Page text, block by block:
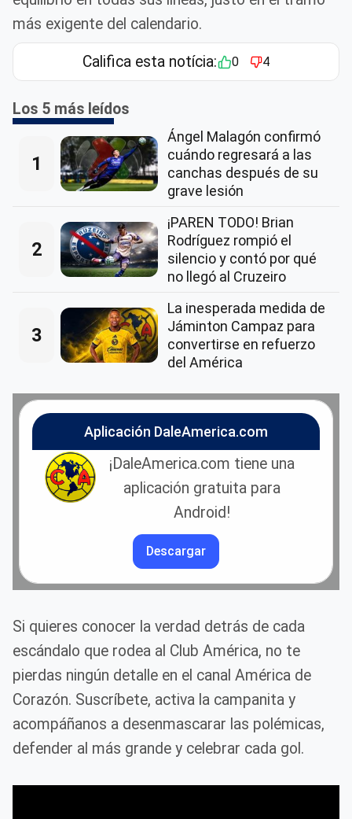
más exigente del calendario.
Califica esta notícia: 0 4
Los 5 más leídos
1
Ángel Malagón confirmó
cuándo regresará a las
canchas después de su
grave lesión
2
¡PAREN TODO! Brian
Rodríguez rompió el
silencio y contó por qué
no llegó al Cruzeiro
3
La inesperada medida de
Jáminton Campaz para
convertirse en refuerzo
del América
Aplicación DaleAmerica.com
¡DaleAmerica.com tiene una
aplicación gratuita para
Android!
Descargar
Si quieres conocer la verdad detrás de cada
escándalo que rodea al Club América, no te
pierdas ningún detalle en el canal América de
Corazón. Suscríbete, activa la campanita y
acompáñanos a desenmascarar las polémicas,
defender al más grande y celebrar cada gol.